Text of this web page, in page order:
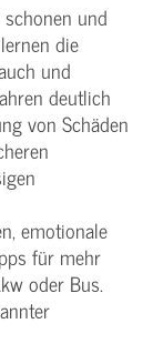
und
die
und
deutlich
von Schäden
emotionale
für mehr
oder Bus.